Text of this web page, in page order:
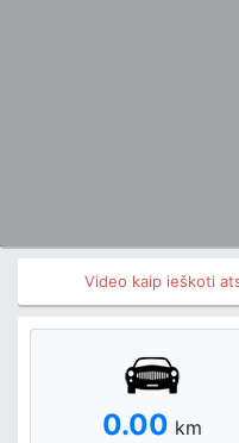
Video kaip ieškoti
0.00 km